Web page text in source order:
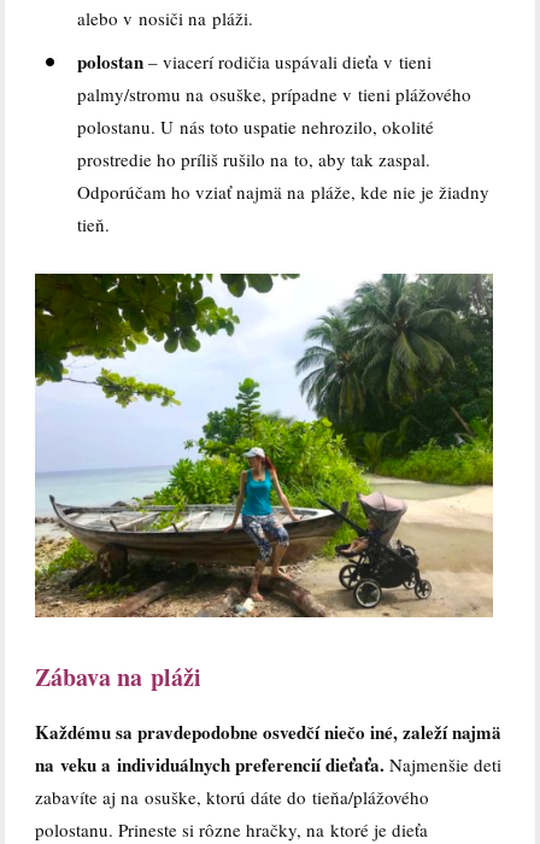
alebo v nosiči na pláži.
polostan – viacerí rodičia uspávali dieťa v tieni
palmy/stromu na osuške, prípadne v tieni plážového
polostanu. U nás toto uspatie nehrozilo, okolité
prostredie ho príliš rušilo na to, aby tak zaspal.
Odporúčam ho vziať najmä na pláže, kde nie je žiadny
tieň.
Zábava na pláži
Každému sa pravdepodobne osvedčí niečo iné, zaleží najmä
na veku a individuálnych preferencií dieťaťa. Najmenšie deti
zabavíte aj na osuške, ktorú dáte do tieňa/plážového
polostanu. Prineste si rôzne hračky, na ktoré je dieťa